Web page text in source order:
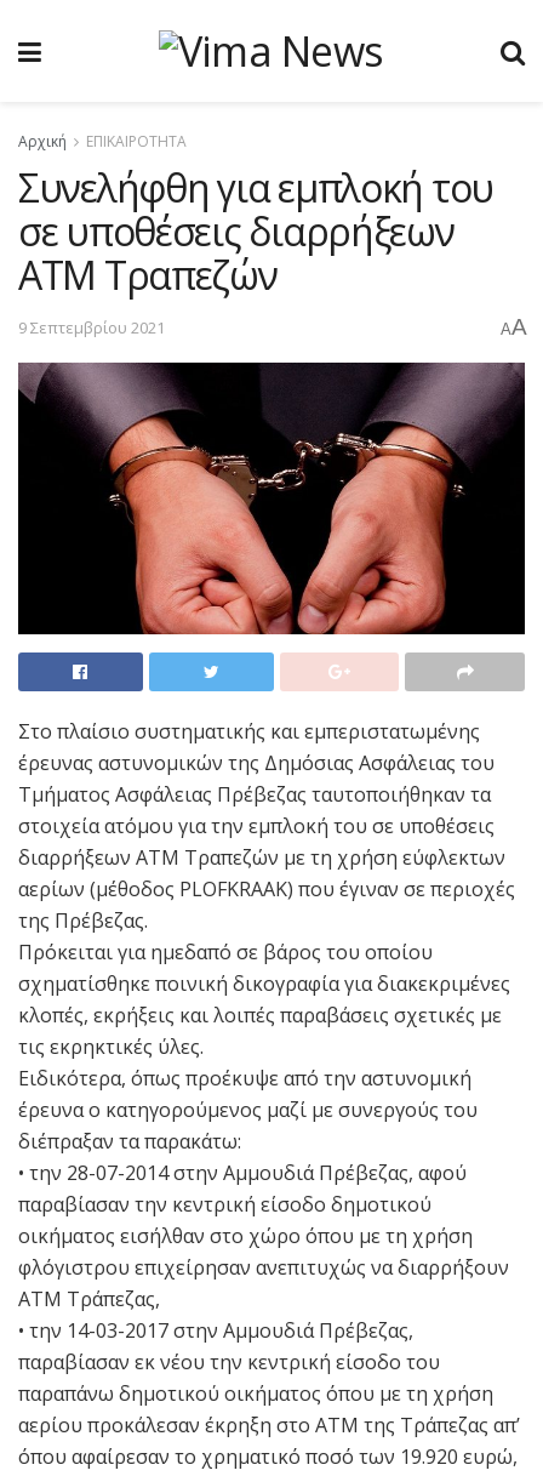
Αρχική ΕΠΙΚΑΙΡΟΤΗΤΑ
Συνελήφθη για εμπλοκή του
σε υποθέσεις διαρρήξεων
ΑΤΜ Τραπεζών
9 Σεπτεμβρίου 2021 AA
Στο πλαίσιο συστηματικής και εμπεριστατωμένης
έρευνας αστυνομικών της Δημόσιας Ασφάλειας του
Τμήματος Ασφάλειας Πρέβεζας ταυτοποιήθηκαν τα
στοιχεία ατόμου για την εμπλοκή του σε υποθέσεις
διαρρήξεων ΑΤΜ Τραπεζών με τη χρήση εύφλεκτων
αερίων (μέθοδος PLOFKRAAK) που έγιναν σε περιοχές
της Πρέβεζας.
Πρόκειται για ημεδαπό σε βάρος του οποίου
σχηματίσθηκε ποινική δικογραφία για διακεκριμένες
κλοπές, εκρήξεις και λοιπές παραβάσεις σχετικές με
τις εκρηκτικές ύλες.
Ειδικότερα, όπως προέκυψε από την αστυνομική
έρευνα ο κατηγορούμενος μαζί με συνεργούς του
διέπραξαν τα παρακάτω:
• την 28-07-2014 στην Αμμουδιά Πρέβεζας, αφού
παραβίασαν την κεντρική είσοδο δημοτικού
οικήματος εισήλθαν στο χώρο όπου με τη χρήση
φλόγιστρου επιχείρησαν ανεπιτυχώς να διαρρήξουν
ΑΤΜ Τράπεζας,
• την 14-03-2017 στην Αμμουδιά Πρέβεζας,
παραβίασαν εκ νέου την κεντρική είσοδο του
παραπάνω δημοτικού οικήματος όπου με τη χρήση
αερίου προκάλεσαν έκρηξη στο ΑΤΜ της Τράπεζας απ’
όπου αφαίρεσαν το χρηματικό ποσό των 19.920 ευρώ,